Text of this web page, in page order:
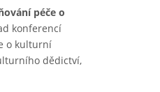
péče o
konferencí
o kulturní
dědictví,